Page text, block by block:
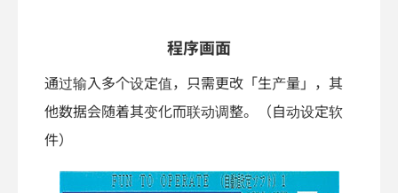
程序画面
通过输入多个设定值，只需更改「生产量」，其
他数据会随着其变化而联动调整。（自动设定软
件）